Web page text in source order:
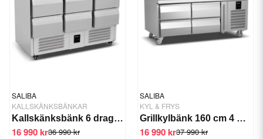
SALIBA
KALLSKÄNKSBÄNKAR
Kallskänksbänk 6 draglådor +2/+6 C
36 990 kr
16 990 kr
SALIBA
KYL & FRYS
Grillkylbänk 160 cm 4 draglådor -2/+6 C
37 990 kr
16 990 kr